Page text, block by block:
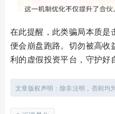
在此提醒，此类骗局本质
便会崩盘跑路。切勿被高收
利的虚假投资平台，守护好
文章版权声明：除非注明，否则均